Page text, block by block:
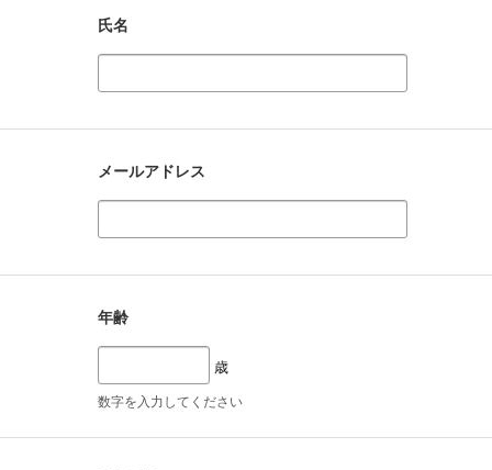
氏名
メールアドレス
年齢
歳
数字を入力してください